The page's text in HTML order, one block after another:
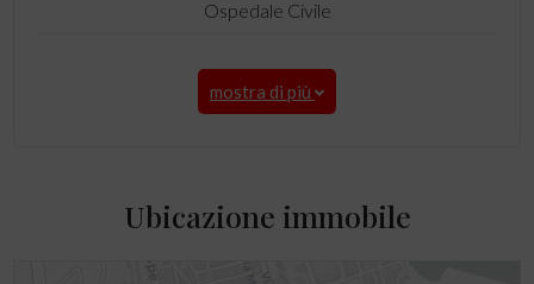
Ospedale Civile
mostra di più
Ubicazione immobile